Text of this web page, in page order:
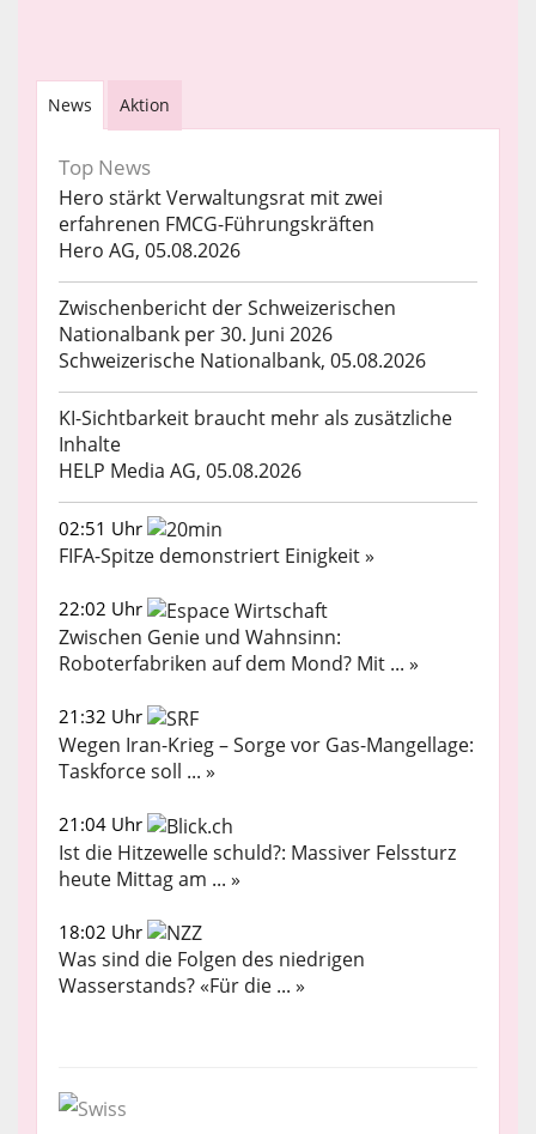
News Aktion
Top News
Hero stärkt Verwaltungsrat mit zwei
erfahrenen FMCG-Führungskräften
Hero AG, 05.08.2026
Zwischenbericht der Schweizerischen
Nationalbank per 30. Juni 2026
Schweizerische Nationalbank, 05.08.2026
KI-Sichtbarkeit braucht mehr als zusätzliche
Inhalte
HELP Media AG, 05.08.2026
02:51 Uhr
FIFA-Spitze demonstriert Einigkeit »
22:02 Uhr
Zwischen Genie und Wahnsinn:
Roboterfabriken auf dem Mond? Mit ... »
21:32 Uhr
Wegen Iran-Krieg – Sorge vor Gas-Mangellage:
Taskforce soll ... »
21:04 Uhr
Ist die Hitzewelle schuld?: Massiver Felssturz
heute Mittag am ... »
18:02 Uhr
Was sind die Folgen des niedrigen
Wasserstands? «Für die ... »